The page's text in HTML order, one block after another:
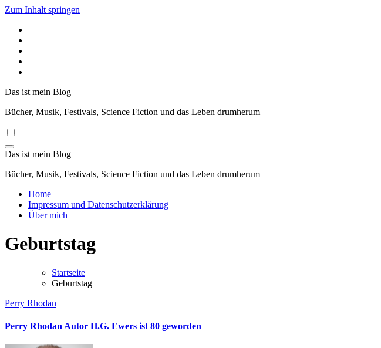
Zum Inhalt springen
Das ist mein Blog
Bücher, Musik, Festivals, Science Fiction und das Leben drumherum
Das ist mein Blog
Bücher, Musik, Festivals, Science Fiction und das Leben drumherum
Home
Impressum und Datenschutzerklärung
Über mich
Geburtstag
Startseite
Geburtstag
Perry Rhodan
Perry Rhodan Autor H.G. Ewers ist 80 geworden